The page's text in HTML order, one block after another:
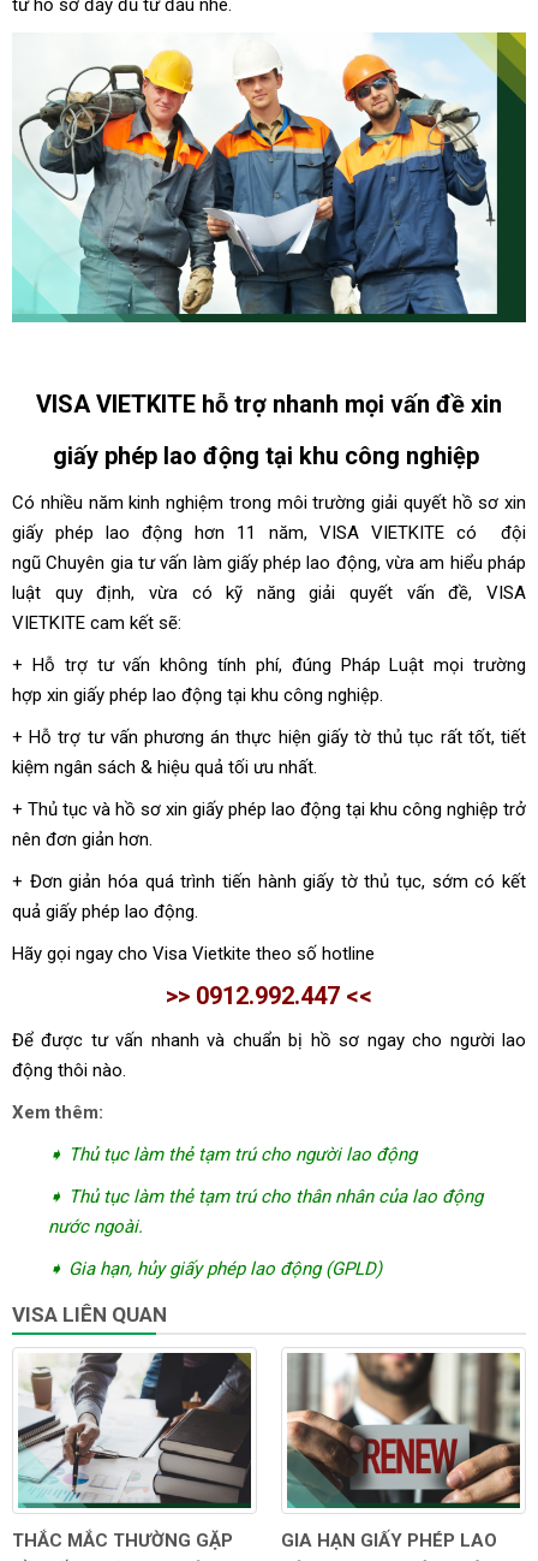
tử hồ sơ đầy đủ từ đầu nhé.
VISA VIETKITE hỗ trợ nhanh mọi vấn đề xin
giấy phép lao động tại khu công nghiệp
Có nhiều năm kinh nghiệm trong môi trường giải quyết hồ sơ xin
giấy phép lao động hơn 11 năm, VISA VIETKITE có đội
ngũ Chuyên gia tư vấn làm giấy phép lao động, vừa am hiểu pháp
luật quy định, vừa có kỹ năng giải quyết vấn đề, VISA
VIETKITE cam kết sẽ:
+ Hỗ trợ tư vấn không tính phí, đúng Pháp Luật mọi trường
hợp xin giấy phép lao động tại khu công nghiệp.
+ Hỗ trợ tư vấn phương án thực hiện giấy tờ thủ tục rất tốt, tiết
kiệm ngân sách & hiệu quả tối ưu nhất.
+ Thủ tục và hồ sơ xin giấy phép lao động tại khu công nghiệp trở
nên đơn giản hơn.
+ Đơn giản hóa quá trình tiến hành giấy tờ thủ tục, sớm có kết
quả giấy phép lao động.
Hãy gọi ngay cho Visa Vietkite theo số hotline
>> 0912.992.447 <<
Để được tư vấn nhanh và chuẩn bị hồ sơ ngay cho người lao
động thôi nào.
Xem thêm:
➧ Thủ tục làm thẻ tạm trú cho người lao động
➧ Thủ tục làm thẻ tạm trú cho thân nhân của lao động
nước ngoài.
➧ Gia hạn, hủy giấy phép lao động (GPLD)
VISA LIÊN QUAN
THẮC MẮC THƯỜNG GẶP
GIA HẠN GIẤY PHÉP LAO